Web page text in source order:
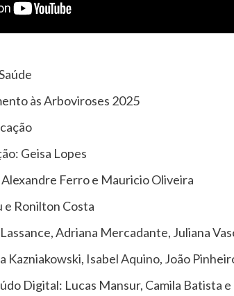
às Arboviroses 2025
Geisa Lopes
Ferro e Mauricio Oliveira
e Ronilton Costa
Adriana Mercadante, Juliana
Kazniakowski, Isabel Aquino, João
Digital: Lucas Mansur, Camila Batista